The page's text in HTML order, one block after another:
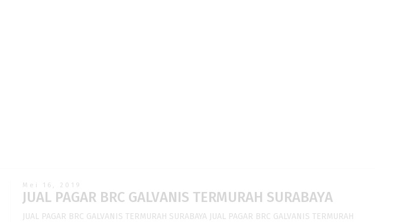
Mei 16, 2019
JUAL PAGAR BRC GALVANIS TERMURAH SURABAYA
JUAL PAGAR BRC GALVANIS TERMURAH SURABAYA JUAL PAGAR BRC GALVANIS TERMURAH